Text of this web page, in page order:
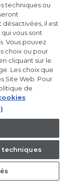
Noir
techniques ou
désactivées, il est
vous sont
Vous pouvez
choix ou pour
cliquant sur le
Les choix que
Site Web. Pour
de
techniques